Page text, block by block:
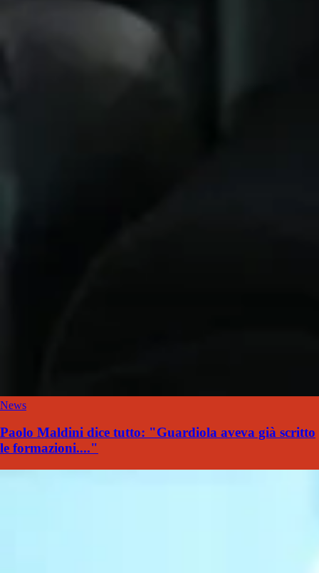
News
Paolo Maldini dice tutto: "Guardiola aveva già scritto
le formazioni...."